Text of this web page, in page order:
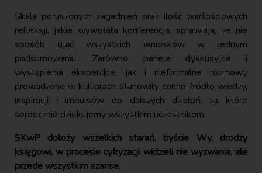
Skala poruszonych zagadnień oraz ilość wartościowych
refleksji, jakie wywołała konferencja, sprawiają, że nie
sposób ująć wszystkich wniosków w jednym
podsumowaniu. Zarówno panele dyskusyjne i
wystąpienia eksperckie, jak i nieformalne rozmowy
prowadzone w kuluarach stanowiły cenne źródło wiedzy,
inspiracji i impulsów do dalszych działań, za które
serdecznie dziękujemy wszystkim uczestnikom.
SKwP dołoży wszelkich starań, byście Wy, drodzy
księgowi, w procesie cyfryzacji widzieli nie wyzwania, ale
przede wszystkim szanse.